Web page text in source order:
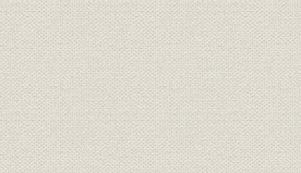
籃期(明治30~大正15・昭和元/1897~1926)
展期(大正15・昭和元~昭和20/1926~1945)
革新に対応した研究所の近代化(昭和20~45/